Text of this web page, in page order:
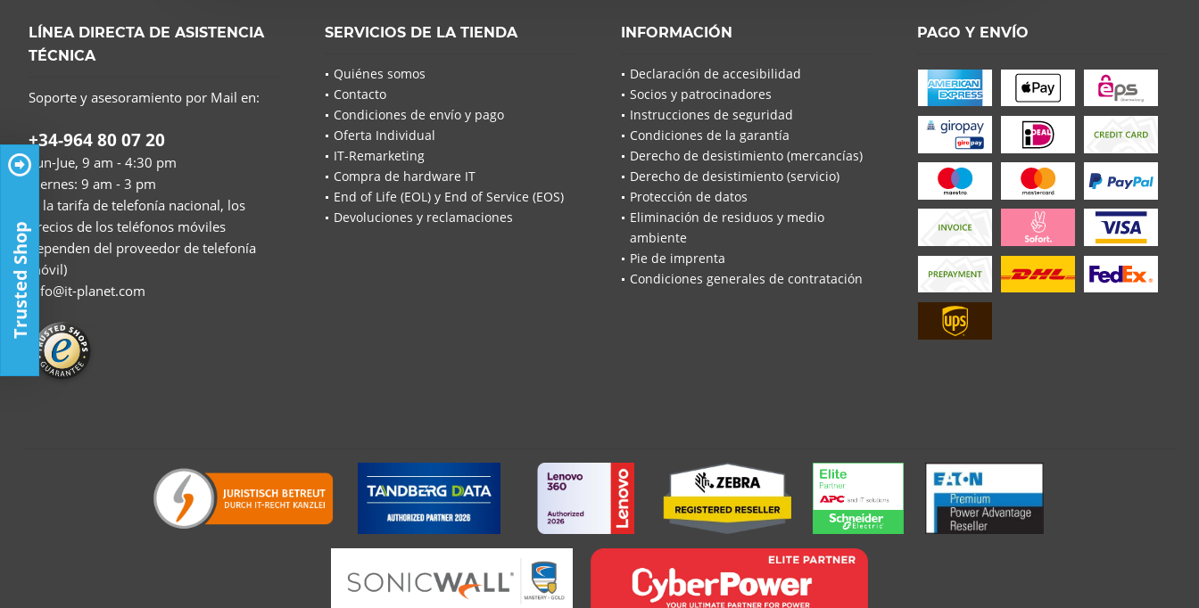
Los campos con * son obligatorios
LÍNEA DIRECTA DE ASISTENCIA
TÉCNICA
Soporte y asesoramiento por Mail en:
+34-964 80 07 20
Lun-Jue, 9 am - 4:30 pm
Viernes: 9 am - 3 pm
(a la tarifa de telefonía nacional, los
precios de los teléfonos móviles
dependen del proveedor de telefonía
móvil)
info@it-planet.com
SERVICIOS DE LA TIENDA
Quiénes somos
Contacto
Condiciones de envío y pago
Oferta Individual
IT-Remarketing
Compra de hardware IT
End of Life (EOL) y End of Service (EOS)
Devoluciones y reclamaciones
INFORMACIÓN
Declaración de accesibilidad
Socios y patrocinadores
Instrucciones de seguridad
Condiciones de la garantía
Derecho de desistimiento (mercancías)
Derecho de desistimiento (servicio)
Protección de datos
Eliminación de residuos y medio
ambiente
Pie de imprenta
Condiciones generales de contratación
PAGO Y ENVÍO
Trusted Shop